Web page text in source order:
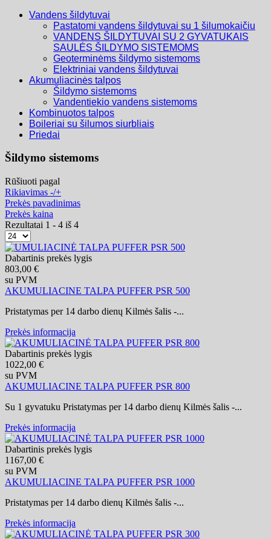
Vandens šildytuvai
Pastatomi vandens šildytuvai su 1 šilumokaičiu
VANDENS ŠILDYTUVAI SU 2 GYVATUKAIS
SAULĖS ŠILDYMO SISTEMOMS
Geoterminėms šildymo sistemoms
Elektriniai vandens šildytuvai
Akumuliacinės talpos
Šildymo sistemoms
Vandentiekio vandens sistemoms
Kombinuotos talpos
Boileriai su šilumos siurbliais
Priedai
Šildymo sistemoms
Rūšiuoti pagal
Rikiavimas -/+
Prekės pavadinimas
Prekės kaina
Rezultatai 1 - 4 iš 4
Dabartinis prekės lygis
803,00 €
su PVM
AKUMULIACINE TALPA PUFFER PSR 500
Pristatymas per 14 darbo dienų Kilmės šalis -...
Prekės informacija
Dabartinis prekės lygis
1022,00 €
su PVM
AKUMULIACINE TALPA PUFFER PSR 800
Su 1 gyvatuku Pristatymas per 14 darbo dienų Kilmės šalis -...
Prekės informacija
Dabartinis prekės lygis
1167,00 €
su PVM
AKUMULIACINE TALPA PUFFER PSR 1000
Pristatymas per 14 darbo dienų Kilmės šalis -...
Prekės informacija